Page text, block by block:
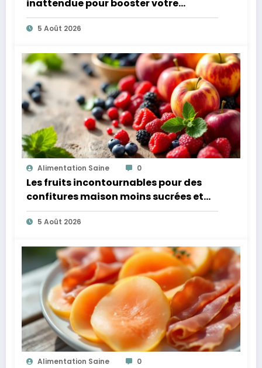
inattendue pour booster votre
microbiote
5 Août 2026
Alimentation Saine 0
Les fruits incontournables pour des
confitures maison moins sucrées et
plus légères
5 Août 2026
Alimentation Saine 0